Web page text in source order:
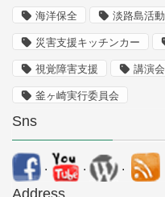
海洋保全 淡路島活動
災害支援キッチンカー
視覚障害支援 講演会
釜ヶ崎実行委員会
Sns
. . .